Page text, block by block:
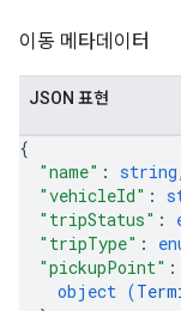
이동 메타데이터
JSON 표현
{
"name" : string,
"vehicleId" :
"tripStatus" :
"tripType" :
"pickupPoint" :
object (